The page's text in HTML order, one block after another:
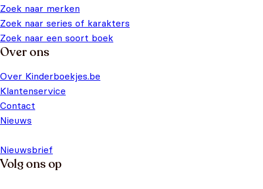
Zoek naar merken
Zoek naar series of karakters
Zoek naar een soort boek
Over ons
Over Kinderboekjes.be
Klantenservice
Contact
Nieuws
Nieuwsbrief
Volg ons op